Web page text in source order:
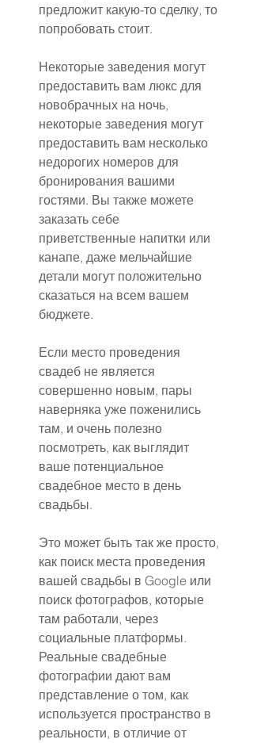
предложит какую-то сделку, то
попробовать стоит.
Некоторые заведения могут
предоставить вам люкс для
новобрачных на ночь,
некоторые заведения могут
предоставить вам несколько
недорогих номеров для
бронирования вашими
гостями. Вы также можете
заказать себе
приветственные напитки или
канапе, даже мельчайшие
детали могут положительно
сказаться на всем вашем
бюджете.
Если место проведения
свадеб не является
совершенно новым, пары
наверняка уже поженились
там, и очень полезно
посмотреть, как выглядит
ваше потенциальное
свадебное место в день
свадьбы.
Это может быть так же просто,
как поиск места проведения
вашей свадьбы в Google или
поиск фотографов, которые
там работали, через
социальные платформы.
Реальные свадебные
фотографии дают вам
представление о том, как
используется пространство в
реальности, в отличие от